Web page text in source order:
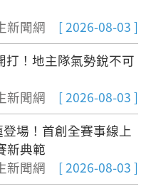
新聞網 [ 2026-08-03 ]
打！地主隊氣勢銳不可
新聞網 [ 2026-08-03 ]
場！首創全賽事線上
新典範
新聞網 [ 2026-08-03 ]